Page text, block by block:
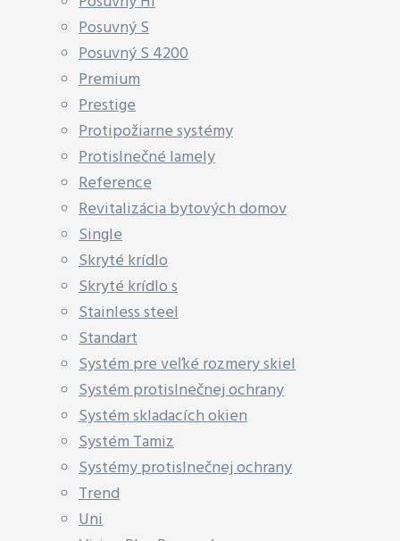
Posuvný S
Posuvný S 4200
Premium
Prestige
Protipožiarne systémy
Protislnečné lamely
Reference
Revitalizácia bytových domov
Single
Skryté krídlo
Skryté krídlo s
Stainless steel
Standart
Systém pre veľké rozmery skiel
Systém protislnečnej ochrany
Systém skladacích okien
Systém Tamiz
Systémy protislnečnej ochrany
Trend
Uni